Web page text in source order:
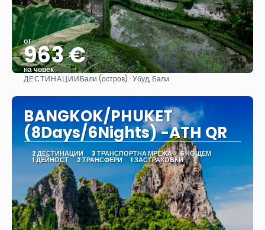
от
963 €
на човек
Вижте
ДЕСТИНАЦИИБали (остров) · Убуд, Бали
BANGKOK/PHUKET
(8Days/6Nights) -ATH QR
2 ДЕСТИНАЦИИ 3 ТРАНСПОРТНА МРЕЖА 6 НОЩЕМ
1 ДЕЙНОСТ 2 ТРАНСФЕРИ 1 ЗАСТРАХОВКИ